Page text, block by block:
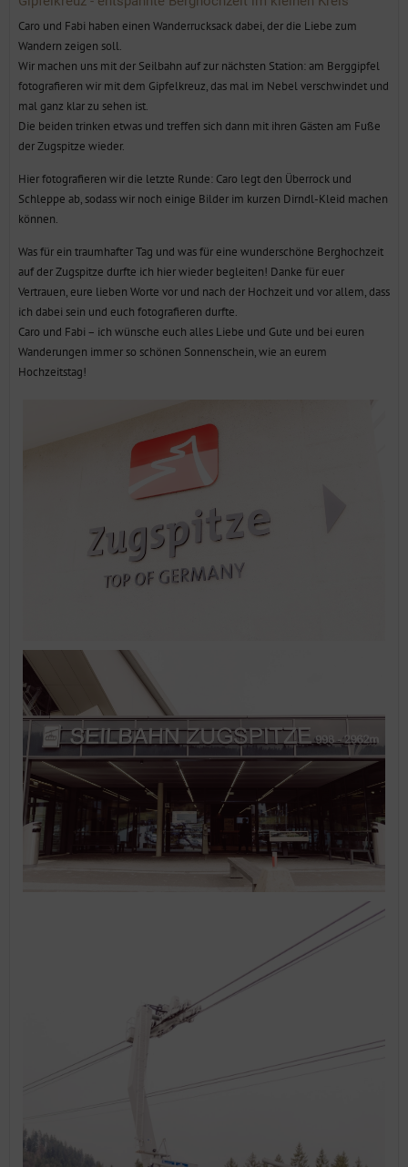
Wir machen uns mit der Seilbahn auf zur nächsten Station: am Berggipfel
fotografieren wir mit dem Gipfelkreuz, das mal im Nebel verschwindet und
mal ganz klar zu sehen ist.
Die beiden trinken etwas und treffen sich dann mit ihren Gästen am Fuße
Schleppe ab, sodass wir noch einige Bilder im kurzen Dirndl-Kleid machen
können.
auf der Zugspitze durfte ich hier wieder begleiten! Danke für euer
Vertrauen, eure lieben Worte vor und nach der Hochzeit und vor allem, dass
ich dabei sein und euch fotografieren durfte.
Caro und Fabi – ich wünsche euch alles Liebe und Gute und bei euren
Hochzeitstag!